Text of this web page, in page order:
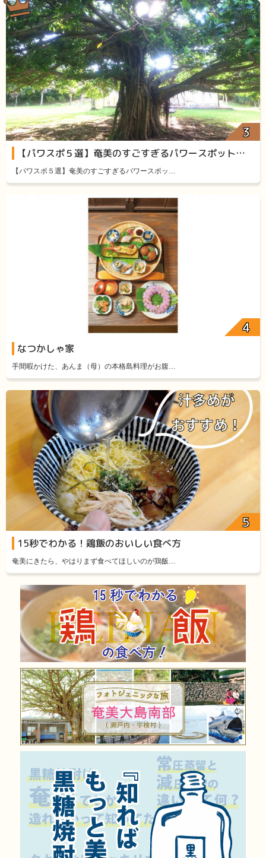
【パワスポ５選】奄美のすごすぎるパワースポット厳選５
【パワスポ５選】奄美のすごすぎるパワースポッ…
なつかしゃ家
手間暇かけた、あんま（母）の本格島料理がお腹…
15秒でわかる！鶏飯のおいしい食べ方
奄美にきたら、やはりまず食べてほしいのが鶏飯…